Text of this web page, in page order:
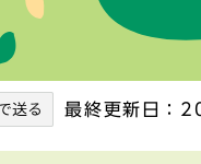
最終更新日：